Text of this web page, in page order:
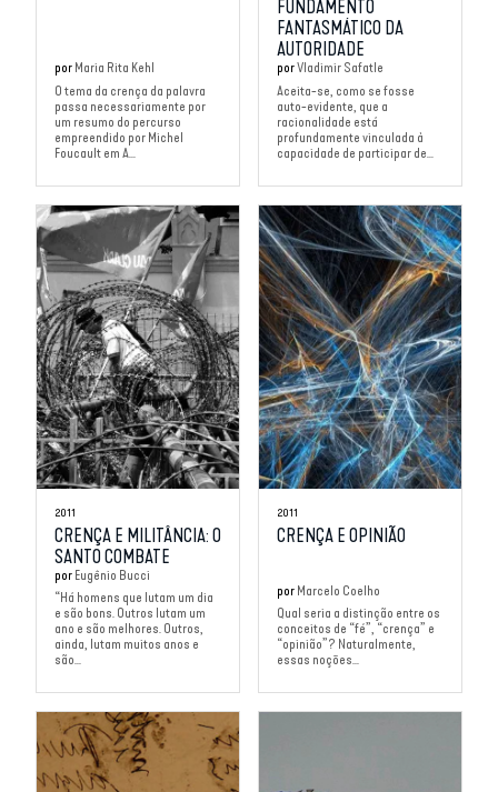
por Maria Rita Kehl
O tema da crença da palavra
passa necessariamente por
um resumo do percurso
empreendido por Michel
Foucault em A...
FUNDAMENTO
FANTASMÁTICO DA
AUTORIDADE
porVladimir Safatle
Aceita-se, como se fosse
auto-evidente, que a
racionalidade está
profundamente vinculada à
capacidade de participar de...
2011
CRENÇA E MILITÂNCIA: O
SANTO COMBATE
por Eugênio Bucci
“Há homens que lutam um dia
e são bons. Outros lutam um
ano e são melhores. Outros,
ainda, lutam muitos anos e
são...
2011
CRENÇA E OPINIÃO
por Marcelo Coelho
Qual seria a distinção entre os
conceitos de “fé”, “crença” e
“opinião”? Naturalmente,
essas noções...